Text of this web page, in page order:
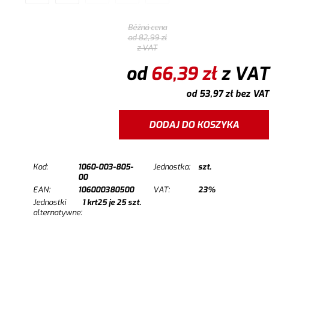
Běžná cena
od82,99zł
z VAT
od66,39złz VAT
od 53,97złbez VAT
DODAJ DO KOSZYKA
Kod:
1060-003-805-
00
Jednostka: szt.
EAN: 106000380500 VAT:
23%
Jednostki
alternatywne:
1krt25 je25szt.